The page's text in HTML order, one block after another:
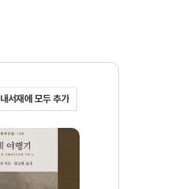
내서재에 모두 추가